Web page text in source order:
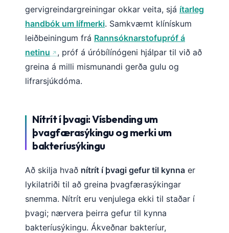
gervigreindargreiningar okkar veita, sjá ítarleg
handbók um lífmerki. Samkvæmt klínískum
leiðbeiningum frá Rannsóknarstofupróf á
netinu
, próf á úróbílínógeni hjálpar til við að
greina á milli mismunandi gerða gulu og
lifrarsjúkdóma.
Nítrít í þvagi: Vísbending um
þvagfærasýkingu og merki um
bakteríusýkingu
Að skilja hvað nítrít í þvagi gefur til kynna er
lykilatriði til að greina þvagfærasýkingar
snemma. Nítrít eru venjulega ekki til staðar í
þvagi; nærvera þeirra gefur til kynna
bakteríusýkingu. Ákveðnar bakteríur,